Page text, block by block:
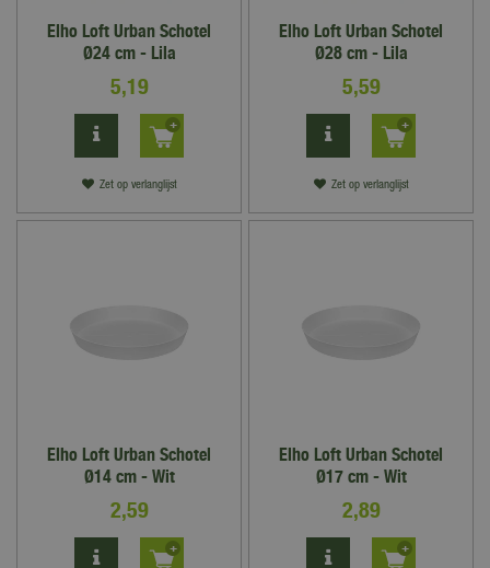
Elho Loft Urban Schotel
Ø24 cm - Lila
5,19
Zet op verlanglijst
Elho Loft Urban Schotel
Ø28 cm - Lila
5,59
Zet op verlanglijst
Elho Loft Urban Schotel
Ø14 cm - Wit
2,59
Elho Loft Urban Schotel
Ø17 cm - Wit
2,89